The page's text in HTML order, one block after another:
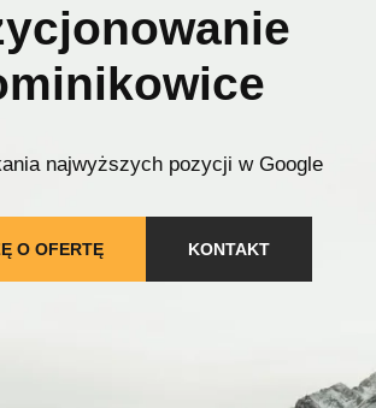
najwyższych pozycji w Google
O OFERTĘ KONTAKT